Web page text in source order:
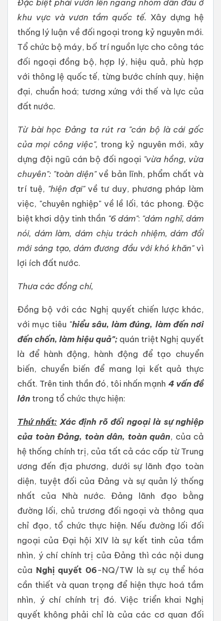
Đặc biệt phải vươn lên ngang nhóm dẫn đầu ở
khu vực và vươn tầm quốc tế. Xây dựng hệ
thống lý luận về đối ngoại trong kỷ nguyên mới.
Tổ chức bộ máy, bố trí nguồn lực cho công tác
đối ngoại đồng bộ, hợp lý, hiệu quả, phù hợp
với thông lệ quốc tế, từng bước chính quy, hiện
đại, chuẩn hoá; tương xứng với thế và lực của
đất nước.
Từ bài học Đảng ta rút ra "cán bộ là cái gốc
của mọi công việc", trong kỷ nguyên mới, xây
dựng đội ngũ cán bộ đối ngoại "vừa hồng, vừa
chuyên": "toàn diện"về bản lĩnh, phẩm chất và
trí tuệ, "hiện đại"về tư duy, phương pháp làm
việc, "chuyên nghiệp" về lề lối, tác phong. Đặc
biệt khơi dậy tinh thần "6 dám": "dám nghĩ, dám
nói, dám làm, dám chịu trách nhiệm, dám đổi
mới sáng tạo, dám đương đầu với khó khăn"vì
lợi ích đất nước.
Thưa các đồng chí,
Đồng bộ với các Nghị quyết chiến lược khác,
với mục tiêu "hiểu sâu, làm đúng, làm đến nơi
đến chốn, làm hiệu quả"; quán triệt Nghị quyết
là để hành động, hành động để tạo chuyển
biến, chuyển biến để mang lại kết quả thực
chất. Trên tinh thần đó, tôi nhấn mạnh 4 vấn đề
lớn trong tổ chức thực hiện:
Thứ nhất: Xác định rõ đối ngoại là sự nghiệp
của toàn Đảng, toàn dân, toàn quân, của cả
hệ thống chính trị, của tất cả các cấp từ Trung
ương đến địa phương, dưới sự lãnh đạo toàn
diện, tuyệt đối của Đảng và sự quản lý thống
nhất của Nhà nước. Đảng lãnh đạo bằng
đường lối, chủ trương đối ngoại và thông qua
chỉ đạo, tổ chức thực hiện. Nếu đường lối đối
ngoại của Đại hội XIV là sự kết tinh của tầm
nhìn, ý chí chính trị của Đảng thì các nội dung
của Nghị quyết 06-NQ/TW là sự cụ thể hóa
cần thiết và quan trọng để hiện thực hoá tầm
nhìn, ý chí chính trị đó. Việc triển khai Nghị
quyết không phải chỉ là của các cơ quan đối